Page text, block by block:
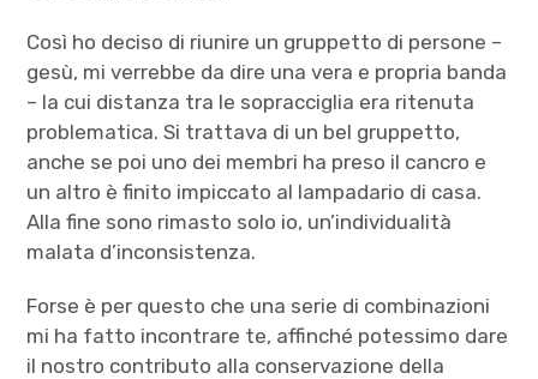
Così ho deciso di riunire un gruppetto di persone –
gesù, mi verrebbe da dire una vera e propria banda
– la cui distanza tra le sopracciglia era ritenuta
problematica. Si trattava di un bel gruppetto,
anche se poi uno dei membri ha preso il cancro e
un altro è finito impiccato al lampadario di casa.
Alla fine sono rimasto solo io, un’individualità
malata d’inconsistenza.
Forse è per questo che una serie di combinazioni
mi ha fatto incontrare te, affinché potessimo dare
il nostro contributo alla conservazione della